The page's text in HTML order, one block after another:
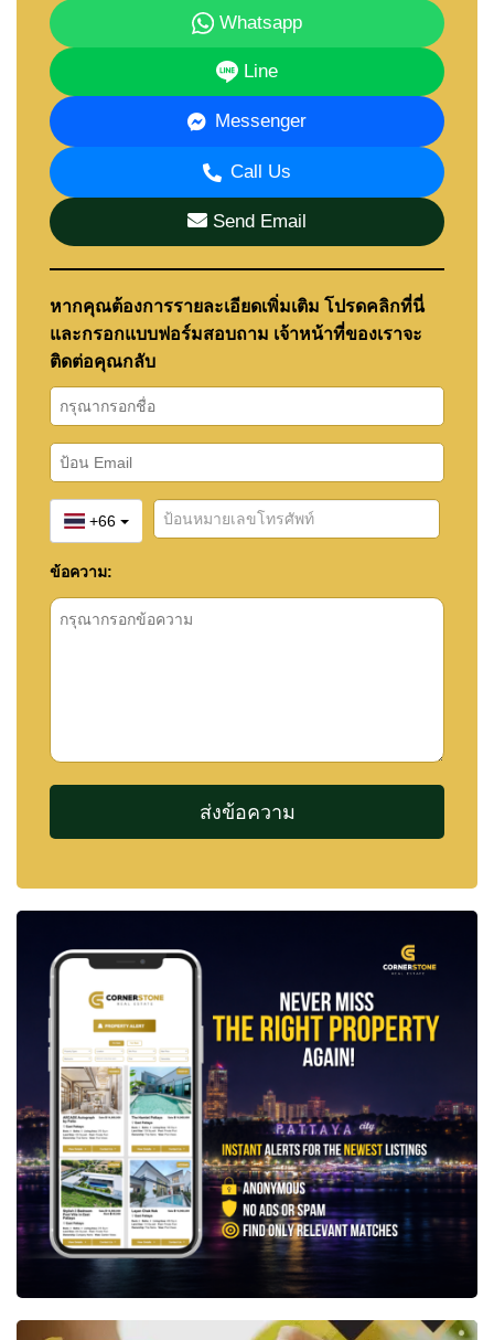
Whatsapp
Line
Messenger
Call Us
Send Email
หากคุณต้องการรายละเอียดเพิ่มเติม โปรดคลิกที่นี่
และกรอกแบบฟอร์มสอบถาม เจ้าหน้าที่ของเราจะ
ติดต่อคุณกลับ
+66
ข้อความ: